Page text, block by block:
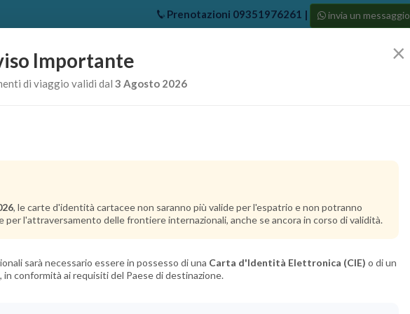
Prenotazioni 09351976261 | invia un messaggio
Chi Siamo Offerte Crociere Last Minute
Condizioni Recensioni
×
Importante
di viaggio validi dal 3 Agosto 2026
, le carte d'identità cartacee non saranno più valide per l'espatrio e non potranno
per l'attraversamento delle frontiere internazionali, anche se ancora in corso di validità.
sarà necessario essere in possesso di una Carta d'Identità Elettronica (CIE) o di un
, in conformità ai requisiti del Paese di destinazione.